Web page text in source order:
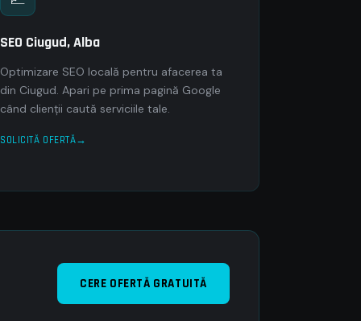
SEO Ciugud, Alba
Optimizare SEO locală pentru afacerea ta
din Ciugud. Apari pe prima pagină Google
când clienții caută serviciile tale.
SOLICITĂ OFERTĂ
CERE OFERTĂ GRATUITĂ